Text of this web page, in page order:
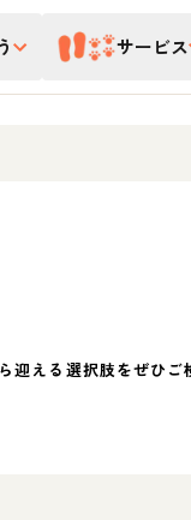
サービス
迎える選択肢をぜひご